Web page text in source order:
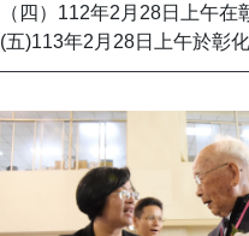
（四）112年2月28日上午
(五)113年2月28日上午於彰